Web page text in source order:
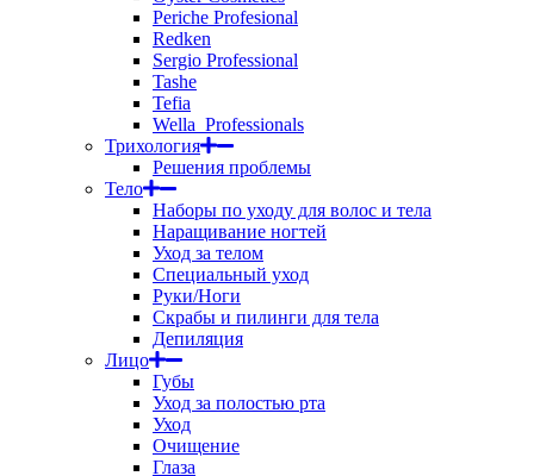
Periche Profesional
Redken
Sergio Professional
Tashe
Tefia
Wella_Professionals
Трихология
Решения проблемы
Тело
Наборы по уходу для волос и тела
Наращивание ногтей
Уход за телом
Специальный уход
Руки/Ноги
Скрабы и пилинги для тела
Депиляция
Лицо
Губы
Уход за полостью рта
Уход
Очищение
Глаза